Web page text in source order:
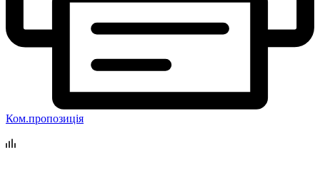
Ком.пропозиція